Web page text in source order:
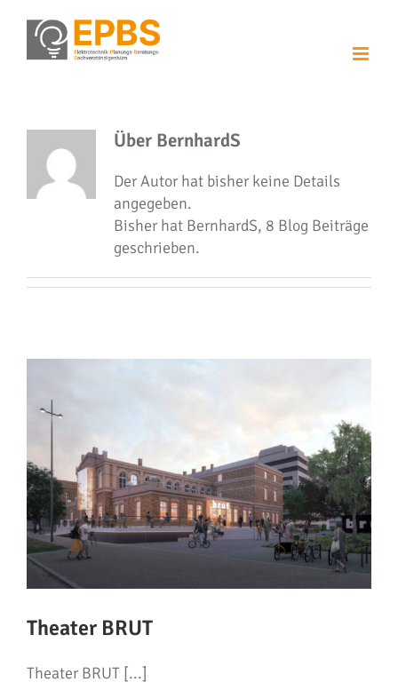
Inhalt
springen
Über BernhardS
Der Autor hat bisher keine Details
angegeben.
Bisher hat BernhardS, 8 Blog Beiträge
geschrieben.
Theater BRUT
Theater BRUT [...]